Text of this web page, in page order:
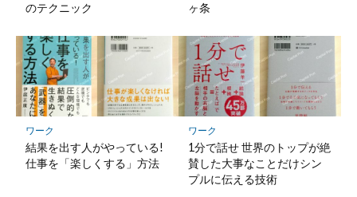
のテクニック
ヶ条
ワーク
結果を出す人がやっている!
仕事を「楽しくする」方法
ワーク
1分で話せ 世界のトップが絶
賛した大事なことだけシン
プルに伝える技術